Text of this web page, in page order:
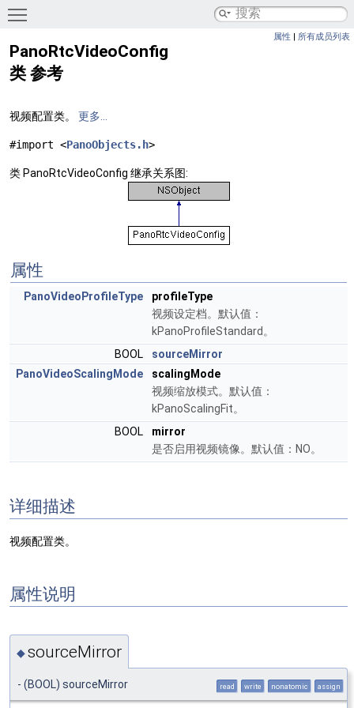
属性 | 所有成员列表
PanoRtcVideoConfig
类 参考
视频配置类。 更多...
#import <PanoObjects.h>
类 PanoRtcVideoConfig 继承关系图:
属性
PanoVideoProfileType
profileType
视频设定档。默认值：
kPanoProfileStandard。
BOOL
sourceMirror
PanoVideoScalingMode
scalingMode
视频缩放模式。默认值：
kPanoScalingFit。
BOOL
mirror
是否启用视频镜像。默认值：NO。
详细描述
视频配置类。
属性说明
◆sourceMirror
- (BOOL) sourceMirror read write nonatomic assign